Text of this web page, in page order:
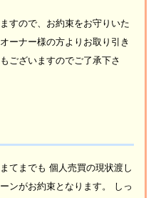
すので、お約束をお守りいた
ーナー様の方よりお取り引き
ございますのでご了承下さ
てまでも 個人売買の現状渡し
ンがお約束となります。 しっ